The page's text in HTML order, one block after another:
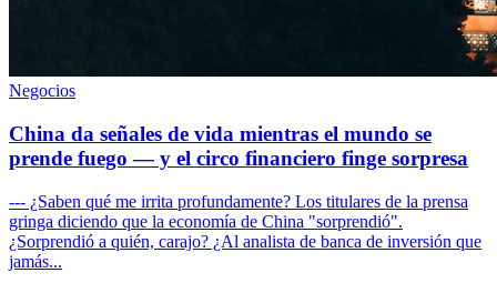
Negocios
China da señales de vida mientras el mundo se
prende fuego — y el circo financiero finge sorpresa
--- ¿Saben qué me irrita profundamente? Los titulares de la prensa
gringa diciendo que la economía de China "sorprendió".
¿Sorprendió a quién, carajo? ¿Al analista de banca de inversión que
jamás...